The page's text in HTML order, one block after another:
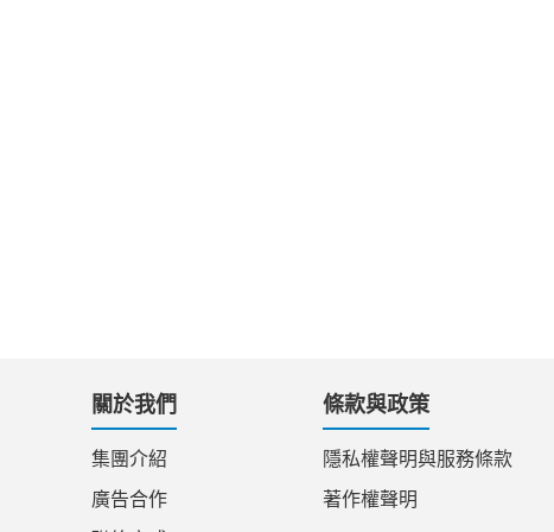
關於我們
集團介紹
廣告合作
條款與政策
隱私權聲明與服務條款
著作權聲明